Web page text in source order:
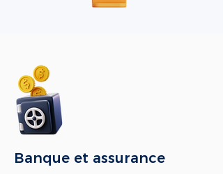
Banque et assurance